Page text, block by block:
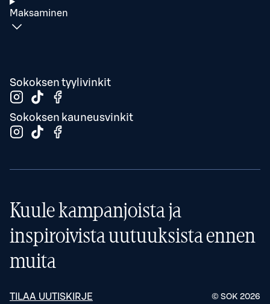
Maksaminen
Sokoksen tyylivinkit
Sokoksen kauneusvinkit
Kuule kampanjoista ja
inspiroivista uutuuksista ennen
muita
TILAA UUTISKIRJE © SOK 2026